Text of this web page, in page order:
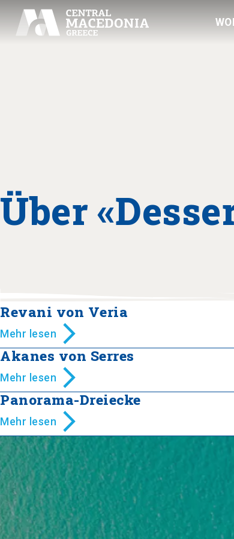
Über
Revani von Veria
Mehr lesen
Akanes von Serres
Mehr lesen
Panorama-Dreiecke
Mehr lesen